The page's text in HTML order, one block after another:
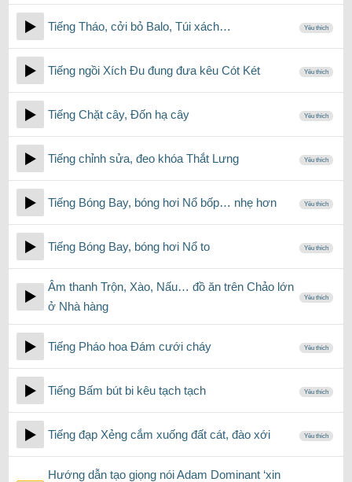
Tiếng Tháo, cởi bỏ Balo, Túi xách… Yêu thích
Tiếng ngồi Xích Đu đung đưa kêu Cót Két Yêu thích
Tiếng Chặt cây, Đốn hạ cây Yêu thích
Tiếng chỉnh sửa, đeo khóa Thắt Lưng Yêu thích
Tiếng Bóng Bay, bóng hơi Nổ bốp… nhẹ hơn Yêu thích
Tiếng Bóng Bay, bóng hơi Nổ to Yêu thích
Âm thanh Trộn, Xào, Nấu… đồ ăn trên Chảo lớn
ở Nhà hàng
Yêu thích
Tiếng Pháo hoa Đám cưới cháy Yêu thích
Tiếng Bấm bút bi kêu tạch tạch Yêu thích
Tiếng đạp Xẻng cắm xuống đất cát, đào xới Yêu thích
Hướng dẫn tạo giọng nói Adam Dominant ‘xin